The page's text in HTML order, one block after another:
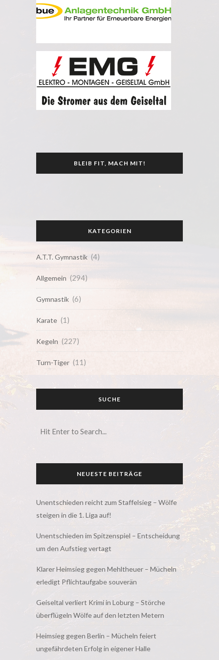
BLEIB FIT, MACH MIT!
KATEGORIEN
A.T.T. Gymnastik (4)
Allgemein (294)
Gymnastik (6)
Karate (1)
Kegeln (227)
Turn-Tiger (11)
SUCHE
NEUESTE BEITRÄGE
Unentschieden reicht zum Staffelsieg – Wölfe
steigen in die 1. Liga auf!
Unentschieden im Spitzenspiel – Entscheidung
um den Aufstieg vertagt
Klarer Heimsieg gegen Mehltheuer – Mücheln
erledigt Pflichtaufgabe souverän
Geiseltal verliert Krimi in Loburg – Störche
überflügeln Wölfe auf den letzten Metern
Heimsieg gegen Berlin – Mücheln feiert
ungefährdeten Erfolg in eigener Halle